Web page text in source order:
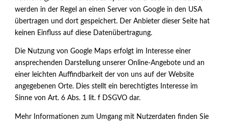
werden in der Regel an einen Server von Google in den USA
übertragen und dort gespeichert. Der Anbieter dieser Seite hat
keinen Einfluss auf diese Datenübertragung.
Die Nutzung von Google Maps erfolgt im Interesse einer
ansprechenden Darstellung unserer Online-Angebote und an
einer leichten Auffindbarkeit der von uns auf der Website
angegebenen Orte. Dies stellt ein berechtigtes Interesse im
Sinne von Art. 6 Abs. 1 lit. f DSGVO dar.
Mehr Informationen zum Umgang mit Nutzerdaten finden Sie